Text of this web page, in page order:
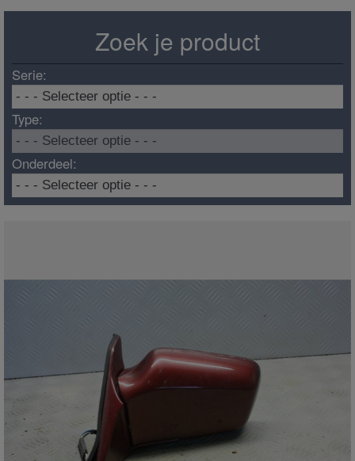
Zoek je product
Serie:
Type:
Onderdeel: